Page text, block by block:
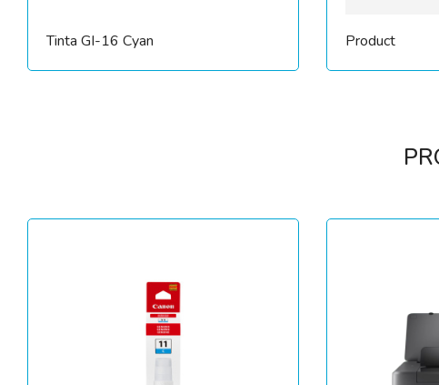
Tinta GI-16 Cyan Product